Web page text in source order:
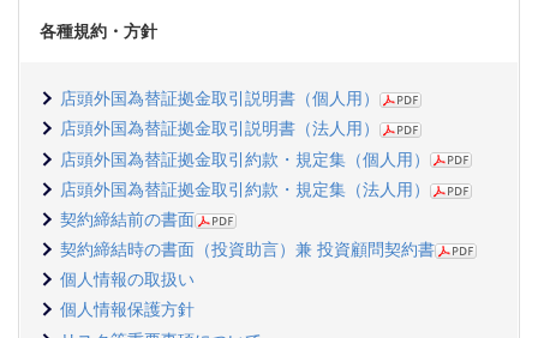
各種規約・方針
店頭外国為替証拠金取引説明書（個人用）
店頭外国為替証拠金取引説明書（法人用）
店頭外国為替証拠金取引約款・規定集（個人用）
店頭外国為替証拠金取引約款・規定集（法人用）
契約締結前の書面
契約締結時の書面（投資助言）兼 投資顧問契約書
個人情報の取扱い
個人情報保護方針